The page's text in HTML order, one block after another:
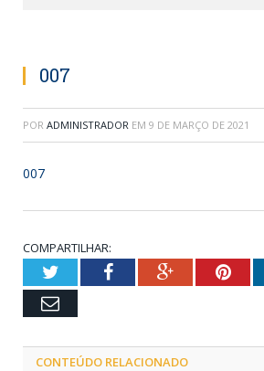
007
POR ADMINISTRADOR EM 9 DE MARÇO DE 2021
007
COMPARTILHAR:
TwitterFacebookGoogle+
Email
CONTEÚDO RELACIONADO